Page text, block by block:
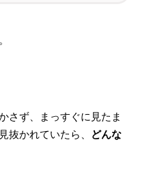
さず、まっすぐに見たま
抜かれていたら、
どんな